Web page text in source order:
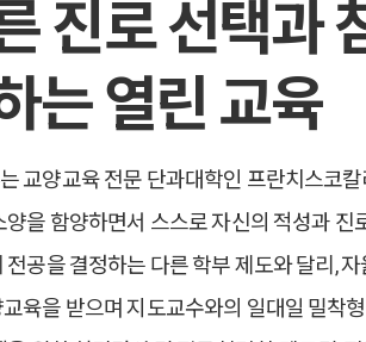
진로 선택과
는 열린 교육
교양교육 전문 단과대학인 프란치스코
양을 함양하면서 스스로 자신의 적성과
전공을 결정하는 다른 학부 제도와 달리,
육을 받으며 지도교수와의 일대일 밀착